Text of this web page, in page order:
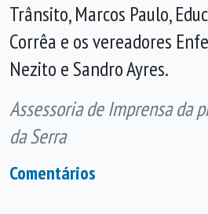
Trânsito, Marcos Paulo,
Corrêa e os vereadores
Nezito e Sandro Ayres.
Assessoria de Imprensa da
da Serra
Comentários